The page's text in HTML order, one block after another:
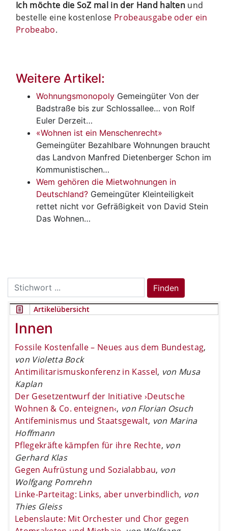
Ich möchte die SoZ mal in der Hand halten und
bestelle eine kostenlose Probeausgabe oder ein
Probeabo.
Weitere Artikel:
Wohnungsmonopoly Gemeingüter Von der
Badstraße bis zur Schlossallee… von Rolf
Euler Derzeit…
«Wohnen ist ein Menschenrecht»
Gemeingüter Bezahlbare Wohnungen braucht
das Landvon Manfred Dietenberger Schon im
Kommunistischen…
Wem gehören die Mietwohnungen in
Deutschland? Gemeingüter Kleinteiligkeit
rettet nicht vor Gefräßigkeit von David Stein
Das Wohnen…
Search
for:
Finden
Artikelübersicht
Innen
Fossile Kostenfalle – Neues aus dem Bundestag,
von Violetta Bock
Antimilitarismuskonferenz in Kassel, von Musa
Kaplan
Der Gesetzentwurf der Initiative ›Deutsche
Wohnen & Co. enteignen‹, von Florian Osuch
Antifeminismus und Staatsgewalt, von Marina
Hoffmann
Pflegekräfte kämpfen für ihre Rechte, von
Gerhard Klas
Gegen Aufrüstung und Sozialabbau, von
Wolfgang Pomrehn
Linke-Parteitag: Links, aber unverbindlich, von
Thies Gleiss
Lebenslaute: Mit Orchester und Chor gegen